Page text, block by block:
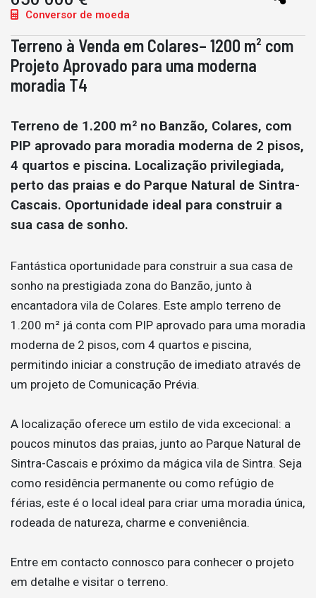
Conversor de moeda
Terreno à Venda em Colares– 1200 m² com
Projeto Aprovado para uma moderna
moradia T4
Terreno de 1.200 m² no Banzão, Colares, com
PIP aprovado para moradia moderna de 2 pisos,
4 quartos e piscina. Localização privilegiada,
perto das praias e do Parque Natural de Sintra-
Cascais. Oportunidade ideal para construir a
sua casa de sonho.
Fantástica oportunidade para construir a sua casa de
sonho na prestigiada zona do Banzão, junto à
encantadora vila de Colares. Este amplo terreno de
1.200 m² já conta com PIP aprovado para uma moradia
moderna de 2 pisos, com 4 quartos e piscina,
permitindo iniciar a construção de imediato através de
um projeto de Comunicação Prévia.
A localização oferece um estilo de vida excecional: a
poucos minutos das praias, junto ao Parque Natural de
Sintra-Cascais e próximo da mágica vila de Sintra. Seja
como residência permanente ou como refúgio de
férias, este é o local ideal para criar uma moradia única,
rodeada de natureza, charme e conveniência.
Entre em contacto connosco para conhecer o projeto
em detalhe e visitar o terreno.